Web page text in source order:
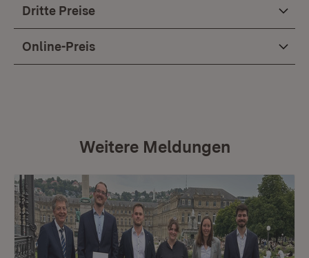
Dritte Preise
Online-Preis
Weitere Meldungen